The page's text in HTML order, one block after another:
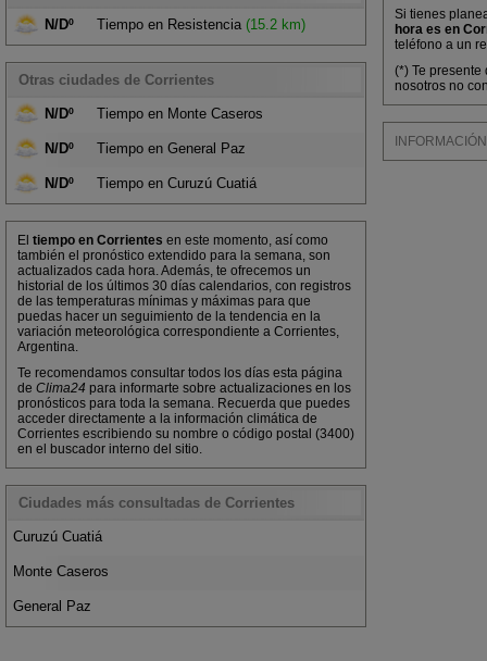
N/Dº Tiempo en Resistencia (15.2 km)
Otras ciudades de Corrientes
N/Dº Tiempo en Monte Caseros
N/Dº Tiempo en General Paz
N/Dº Tiempo en Curuzú Cuatiá
El tiempo en Corrientes en este momento, así como
también el pronóstico extendido para la semana, son
actualizados cada hora. Además, te ofrecemos un
historial de los últimos 30 días calendarios, con registros
de las temperaturas mínimas y máximas para que
puedas hacer un seguimiento de la tendencia en la
variación meteorológica correspondiente a Corrientes,
Argentina.
Te recomendamos consultar todos los días esta página
de Clima24 para informarte sobre actualizaciones en los
pronósticos para toda la semana. Recuerda que puedes
acceder directamente a la información climática de
Corrientes escribiendo su nombre o código postal (3400)
en el buscador interno del sitio.
Ciudades más consultadas de Corrientes
Curuzú Cuatiá
Monte Caseros
General Paz
Si tienes
hora es en
teléfono a un
(*) Te
nosotros no